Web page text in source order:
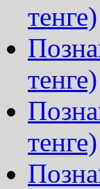
тенге)
тенге)
тенге)